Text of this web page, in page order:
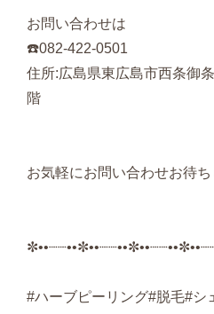
お問い合わせは
☎️082-422-0501
住所:広島県東広島市西条御
階
お気軽にお問い合わせお待
#ハーブピーリング#脱毛#シ